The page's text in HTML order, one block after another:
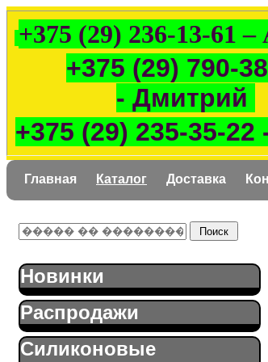
+375 (29) 236-13-61 –
+375 (29) 790-
- Дмитрий
+375 (29) 235-35-22
Главная Каталог Доставка
Новинки
Распродажи
Силиконовые